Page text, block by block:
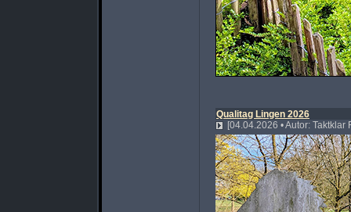
Qualitag Lingen 2026
[04.04.2026 • Autor: Taktklar